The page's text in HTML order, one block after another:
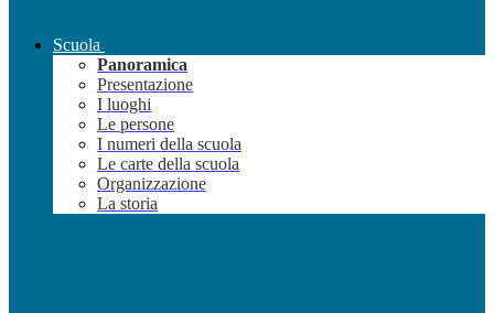
Scuola
Panoramica
Presentazione
I luoghi
Le persone
I numeri della scuola
Le carte della scuola
Organizzazione
La storia